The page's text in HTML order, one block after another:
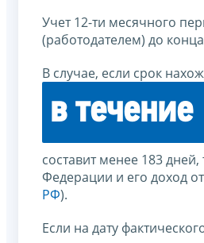
Учет 12-ти месячного
(работодателем) до
В случае, если срок
в
составит менее 183
Федерации и его доход
РФ).
Если на дату